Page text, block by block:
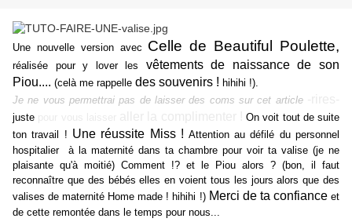
Une nouvelle version avec Celle de Beautiful Poulette,
réalisée pour y lover les vêtements de naissance de son
Piou.... (celà me rappelle des souvenirs ! hihihi !).
Je ne vous permettrai pas de laisser des coms sur cet article
juste
On voit tout de suite
ton travail ! Une réussite Miss ! Attention au défilé du personnel
hospitalier à la maternité dans ta chambre pour voir ta valise (je ne
plaisante qu'à moitié) Comment !? et le Piou alors ? (bon, il faut
reconnaître que des bébés elles en voient tous les jours alors que des
valises de maternité Home made ! hihihi !) Merci de ta confianceet
de cette remontée dans le temps pour nous...